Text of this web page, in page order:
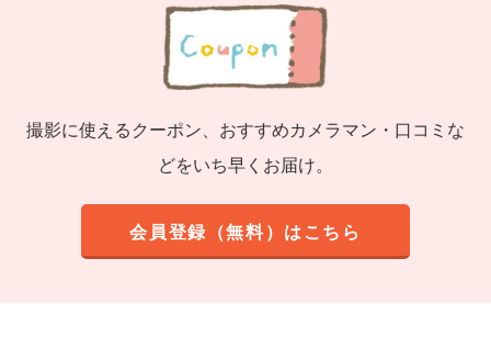
撮影に使えるクーポン、おすすめカメラマン・口コミな
どをいち早くお届け。
会員登録（無料）はこちら